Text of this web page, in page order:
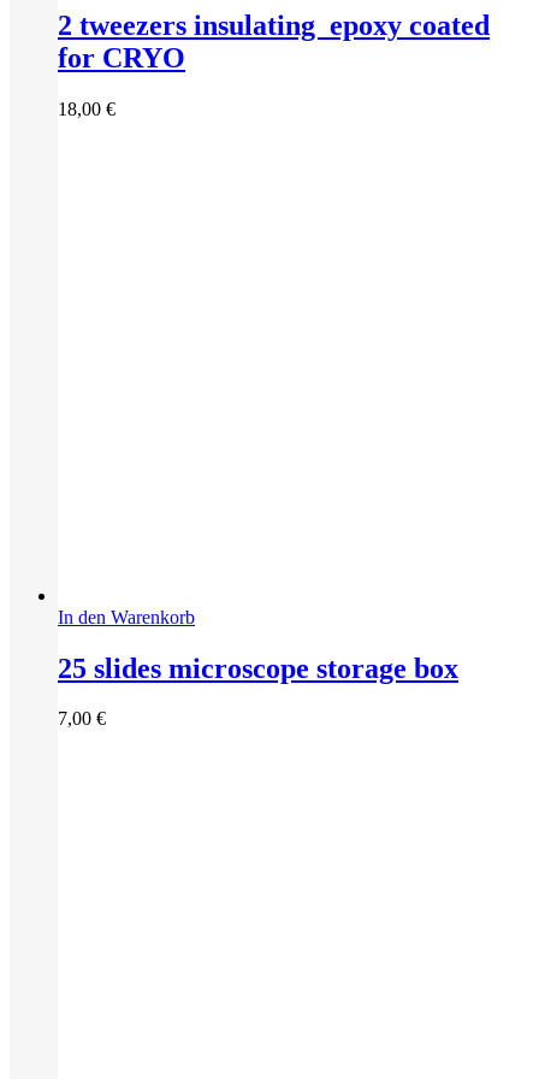
2 tweezers insulating epoxy coated
for CRYO
18,00 €
In den Warenkorb
25 slides microscope storage box
7,00 €